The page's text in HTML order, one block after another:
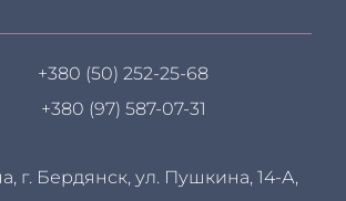
+380 (50) 252-25-68
+380 (97) 587-07-31
г. Бердянск, ул. Пушкина, 14-А,